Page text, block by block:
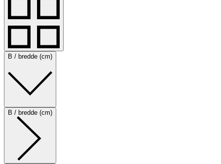
B / bredde (cm)
B / bredde (cm)